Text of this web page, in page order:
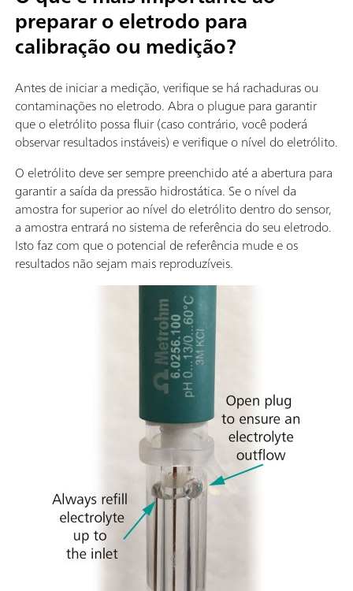
preparar o eletrodo para
calibração ou medição?
Antes de iniciar a medição, verifique se há rachaduras ou
contaminações no eletrodo. Abra o plugue para garantir
que o eletrólito possa fluir (caso contrário, você poderá
observar resultados instáveis) e verifique o nível do eletrólito.
O eletrólito deve ser sempre preenchido até a abertura para
garantir a saída da pressão hidrostática. Se o nível da
amostra for superior ao nível do eletrólito dentro do sensor,
a amostra entrará no sistema de referência do seu eletrodo.
Isto faz com que o potencial de referência mude e os
resultados não sejam mais reproduzíveis.